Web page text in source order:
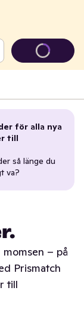
för alla nya
till
så länge du
va?
– på
Prismatch
till